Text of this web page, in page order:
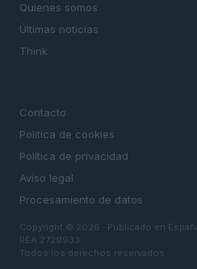
Quienes somos
Últimas noticias
Think
Contacto
Politica de cookies
Política de privacidad
Aviso legal
Procesamiento de datos
Copyright © 2026 · Publicado en
REA 2729933
Todos los derechos reservados